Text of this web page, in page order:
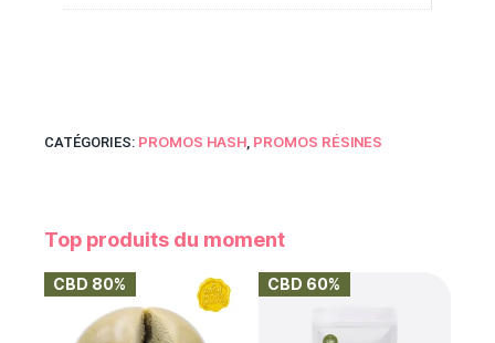
CATÉGORIES: PROMOS HASH, PROMOS RÉSINES
Top produits du moment
CBD 80% CBD 60%